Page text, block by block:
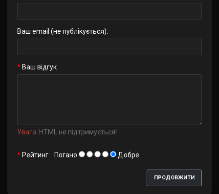
Ваш email (не публікується):
Ваш відгук
Увага: HTML не підтримується!
Рейтинг Погано Добре
ПРОДОВЖИТИ